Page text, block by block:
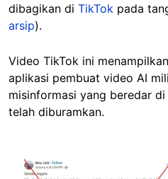
dibagikan di TikTok pada
arsip).
Video TikTok ini
aplikasi pembuat video AI
misinformasi yang beredar
telah diburamkan.
Image